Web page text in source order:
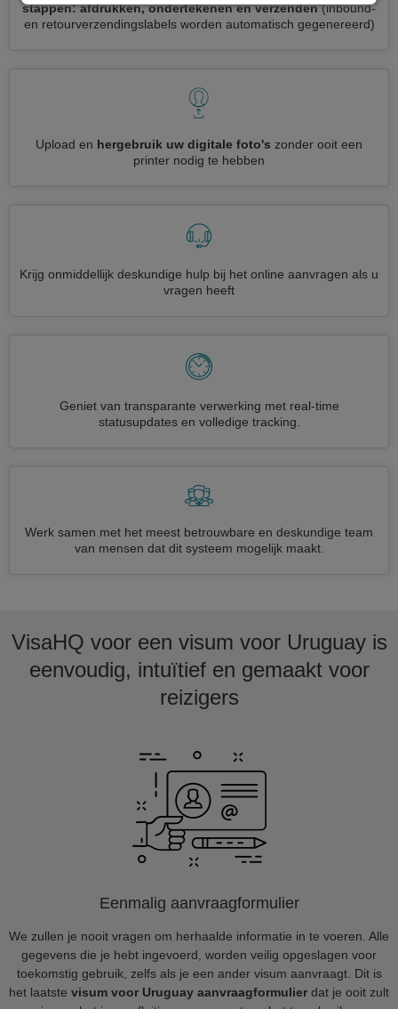
stappen: afdrukken, ondertekenen en verzenden (inbound-
en retourverzendingslabels worden automatisch gegenereerd)
Upload en hergebruik uw digitale foto's zonder ooit een
printer nodig te hebben
Krijg onmiddellijk deskundige hulp bij het online aanvragen als u
vragen heeft
Geniet van transparante verwerking met real-time
statusupdates en volledige tracking.
Werk samen met het meest betrouwbare en deskundige team
van mensen dat dit systeem mogelijk maakt.
VisaHQ voor een visum voor Uruguay is
eenvoudig, intuïtief en gemaakt voor
reizigers
Eenmalig aanvraagformulier
We zullen je nooit vragen om herhaalde informatie in te voeren. Alle
gegevens die je hebt ingevoerd, worden veilig opgeslagen voor
toekomstig gebruik, zelfs als je een ander visum aanvraagt. Dit is
het laatste visum voor Uruguay aanvraagformulier dat je ooit zult